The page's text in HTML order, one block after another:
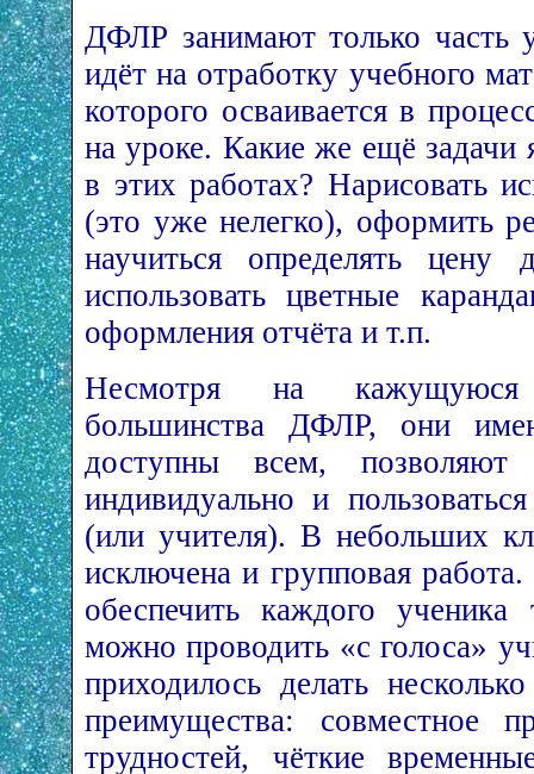
ДФЛР занимают только часть
идёт на отработку учебного
которого осваивается в
на уроке. Какие же ещё задачи
в этих работах? Нарисовать
(это уже нелегко), оформить
научиться определять цену
использовать цветные
оформления отчёта и т.п.
Несмотря на
большинства ДФЛР, они
доступны всем, позволяют
индивидуально и
(или учителя). В небольших
исключена и групповая
обеспечить каждого ученика
можно проводить «с голоса»
приходилось делать
преимущества: совместное
трудностей, чёткие